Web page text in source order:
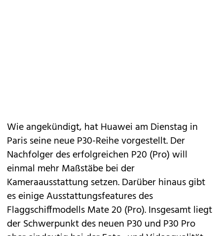
Wie angekündigt, hat Huawei am Dienstag in
Paris seineneue P30-Reihe vorgestellt. Der
Nachfolger des erfolgreichen P20 (Pro)will
einmal mehr Maßstäbe bei der
Kameraausstattung setzen. Darüber hinaus gibt
es einige Ausstattungsfeatures des
FlaggschiffmodellsMate 20 (Pro). Insgesamt liegt
der Schwerpunkt des neuen P30 und P30 Pro